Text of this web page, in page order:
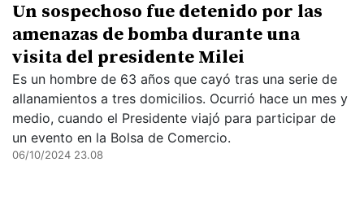
Un sospechoso fue detenido por las
amenazas de bomba durante una
visita del presidente Milei
Es un hombre de 63 años que cayó tras una serie de
allanamientos a tres domicilios. Ocurrió hace un mes y
medio, cuando el Presidente viajó para participar de
un evento en la Bolsa de Comercio.
06/10/2024 23.08